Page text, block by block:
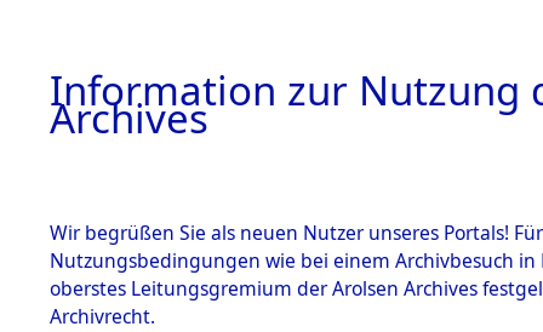
Information zur Nutzung
Archives
Wir begrüßen Sie als neuen Nutzer unseres Portals!
Nutzungsbedingungen wie bei einem Archivbesuch
oberstes Leitungsgremium der Arolsen Archives
Archivrecht.